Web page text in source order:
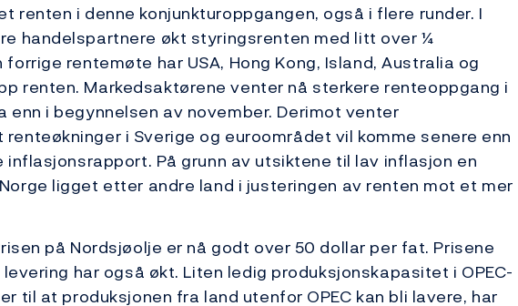
renten i denne konjunkturoppgangen, også i flere runder. I
handelspartnere økt styringsrenten med litt over ¼
rentemøte har USA, Hong Kong, Island, Australia og
renten. Markedsaktørene venter nå sterkere renteoppgang i
enn i begynnelsen av november. Derimot venter
i Sverige og euroområdet vil komme senere enn
På grunn av utsiktene til lav inflasjon en
ligget etter andre land i justeringen av renten mot et mer
på Nordsjøolje er nå godt over 50 dollar per fat. Prisene
har også økt. Liten ledig produksjonskapasitet i OPEC-
til at produksjonen fra land utenfor OPEC kan bli lavere, har